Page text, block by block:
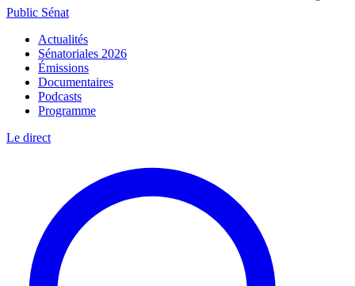
Public Sénat
Actualités
Sénatoriales 2026
Émissions
Documentaires
Podcasts
Programme
Le direct